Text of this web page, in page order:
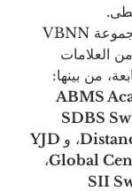
العلامات
من بينها:
ABMS
SDBS
، و YJD
Global،
SII